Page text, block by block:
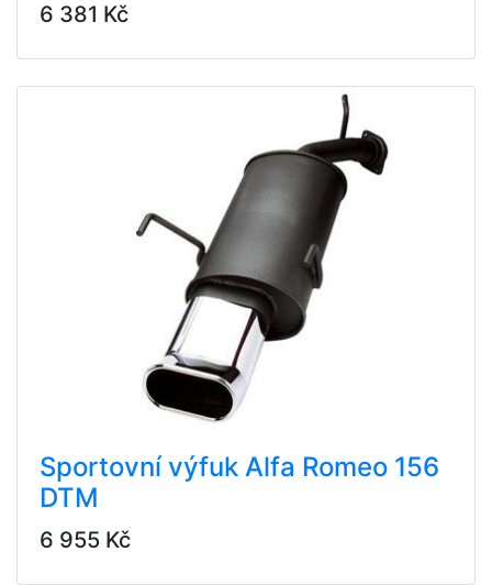
6 381 Kč
Sportovní výfuk Alfa Romeo 156
DTM
6 955 Kč